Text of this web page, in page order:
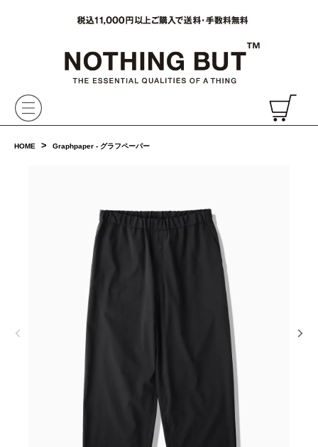
HOME > Graphpaper - グラフペーパー